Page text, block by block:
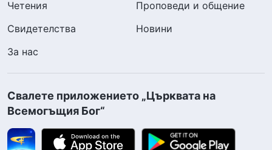
Четения
Проповеди и общение
Свидетелства
Новини
За нас
Свалете приложението „Църквата на
Всемогъщия Бог“